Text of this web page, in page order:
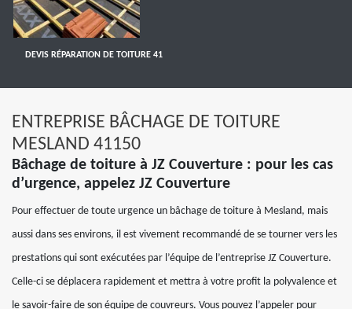
DEVIS RÉPARATION DE TOITURE 41
ENTREPRISE BÂCHAGE DE TOITURE
MESLAND 41150
Bâchage de toiture à JZ Couverture : pour les cas
d’urgence, appelez JZ Couverture
Pour effectuer de toute urgence un bâchage de toiture à Mesland, mais
aussi dans ses environs, il est vivement recommandé de se tourner vers les
prestations qui sont exécutées par l’équipe de l’entreprise JZ Couverture.
Celle-ci se déplacera rapidement et mettra à votre profit la polyvalence et
le savoir-faire de son équipe de couvreurs. Vous pouvez l’appeler pour